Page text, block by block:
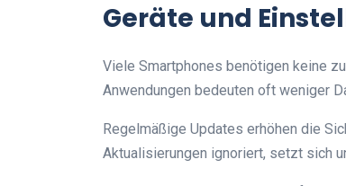
Geräte und
Viele Smartphones benötigen keine
Anwendungen bedeuten oft weniger
Regelmäßige Updates erhöhen die
Aktualisierungen ignoriert, setzt sich